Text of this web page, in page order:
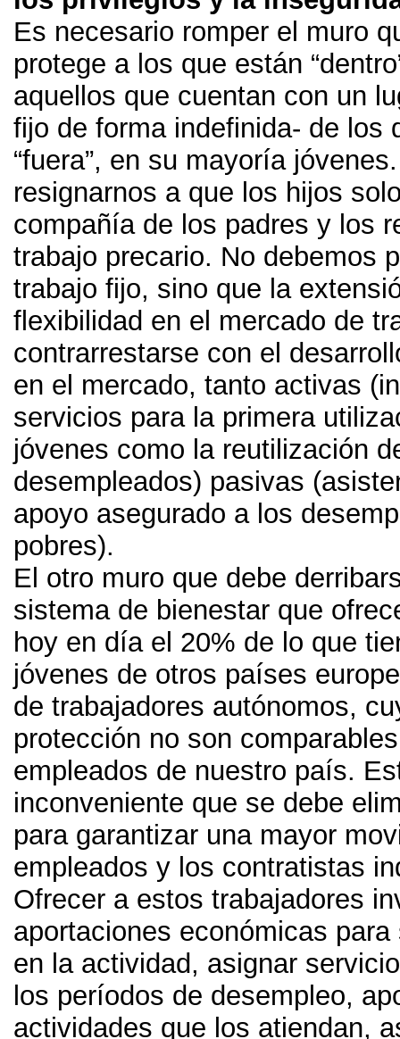
Es necesario romper el muro
protege a los que están “dentro
aquellos que cuentan con un
fijo de forma indefinida- de los
“fuera”, en su mayoría jóvenes
resignarnos a que los hijos
compañía de los padres y los
trabajo precario. No debemos
trabajo fijo, sino que la
flexibilidad en el mercado de
contrarrestarse con el
en el mercado, tanto activas (
servicios para la primera
jóvenes como la reutilización
desempleados) pasivas (
apoyo asegurado a los
pobres).
El otro muro que debe
sistema de bienestar que
hoy en día el 20% de lo que
jóvenes de otros países
de trabajadores autónomos,
protección no son
empleados de nuestro país.
inconveniente que se debe
para garantizar una mayor
empleados y los contratistas
Ofrecer a estos trabajadores
aportaciones económicas
en la actividad, asignar
los períodos de desempleo,
actividades que los atiendan,